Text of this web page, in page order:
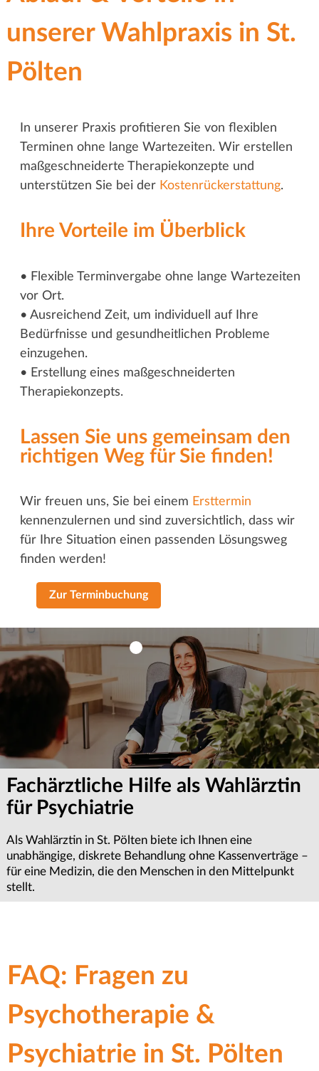
unserer Wahlpraxis in St.
Pölten
In unserer Praxis profitieren Sie von flexiblen
Terminen ohne lange Wartezeiten. Wir erstellen
maßgeschneiderte Therapiekonzepte und
unterstützen Sie bei der Kostenrückerstattung.
Ihre Vorteile im Überblick
• Flexible Terminvergabe ohne lange Wartezeiten
vor Ort.
• Ausreichend Zeit, um individuell auf Ihre
Bedürfnisse und gesundheitlichen Probleme
einzugehen.
• Erstellung eines maßgeschneiderten
Therapiekonzepts.
Lassen Sie uns gemeinsam den
richtigen Weg für Sie finden!
Wir freuen uns, Sie bei einem Ersttermin
kennenzulernen und sind zuversichtlich, dass wir
für Ihre Situation einen passenden Lösungsweg
finden werden!
Zur Terminbuchung
Fachärztliche Hilfe als Wahlärztin
für Psychiatrie
Als Wahlärztin in St. Pölten biete ich Ihnen eine
unabhängige, diskrete Behandlung ohne Kassenverträge –
für eine Medizin, die den Menschen in den Mittelpunkt
stellt.
Terminvereinbarung &
Erstgespräch anfragen
Ob für Psychiatrie, Psychotherapie oder Psychologie – wir
bemühen uns um eine zeitnahe Terminvergabe.
Kontaktieren Sie uns für ein Erstgespräch in unserer Praxis
im Zentrum von St. Pölten.
Wichtige Informationen zur
Termin-Absageregelung
Sollten Sie einen Termin einmal nicht wahrnehmen können,
bitten wir um eine rechtzeitige Absage. Dies ermöglicht es
uns, den frei gewordenen Platz anderen Patientinnen oder
Patienten in dringenden Notfällen kurzfristig zur
Verfügung zu stellen.
FAQ: Fragen zu
Psychotherapie &
Psychiatrie in St. Pölten